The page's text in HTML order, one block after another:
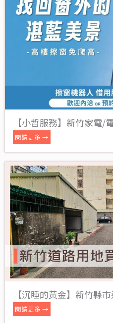
【小哲服務】新竹家電/
閱讀更多 →
【沉睡的黃金】新竹縣
閱讀更多 →